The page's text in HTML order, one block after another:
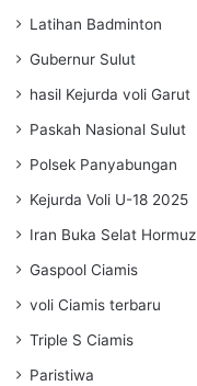
Latihan Badminton
Gubernur Sulut
hasil Kejurda voli Garut
Paskah Nasional Sulut
Polsek Panyabungan
Kejurda Voli U-18 2025
Iran Buka Selat Hormuz
Gaspool Ciamis
voli Ciamis terbaru
Triple S Ciamis
Paristiwa